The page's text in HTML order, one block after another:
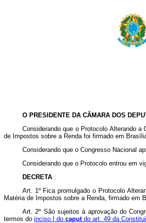
O PRESIDENTE DA CÂMARA DOS
Considerando que o Protocolo Alterando
de Impostos sobre a Renda foi firmado em
Considerando que o Congresso Nacional
Considerando que o Protocolo entrou em
DECRETA :
Art. 1º Fica promulgado o Protocolo
Matéria de Impostos sobre a Renda, firmado em
Art. 2º São sujeitos à aprovação do
termos do inciso I do caput do art. 49 da